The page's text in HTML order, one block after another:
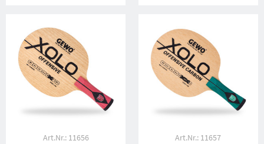
Art.Nr.: 11656
Art.Nr.: 11657